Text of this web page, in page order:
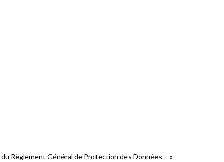
Règlement Général de Protection des Données – «